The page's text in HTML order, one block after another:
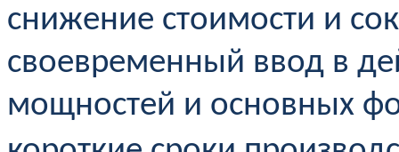
снижение стоимости и
своевременный ввод в
мощностей и основных